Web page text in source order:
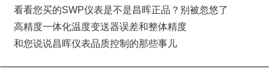
看看您买的SWP仪表是不是昌晖正品？别被忽悠了
高精度一体化温度变送器误差和整体精度
和您说说昌晖仪表品质控制的那些事儿